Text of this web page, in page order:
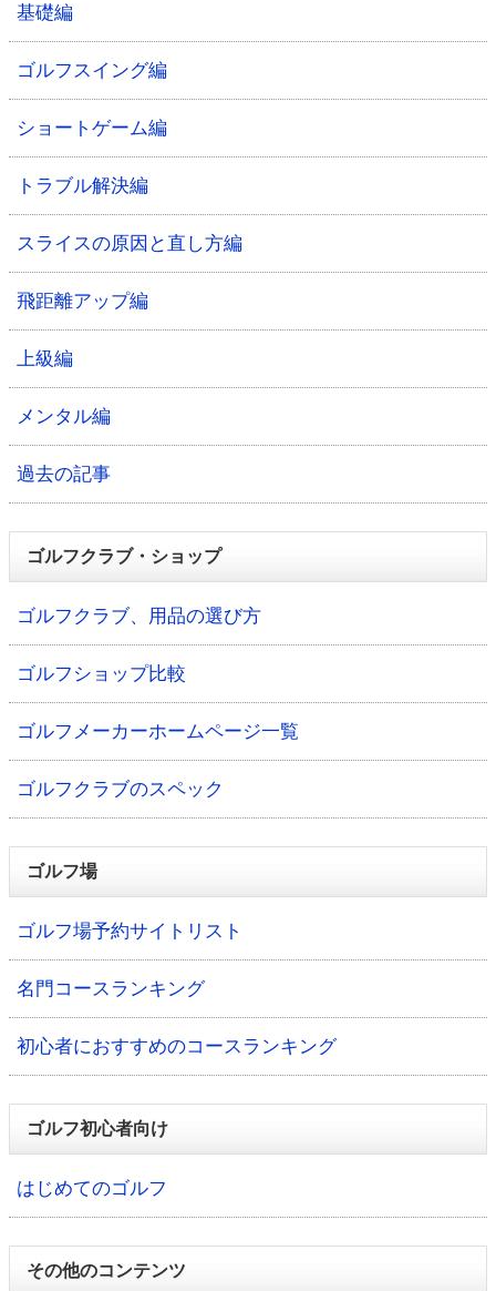
基礎編
ゴルフスイング編
ショートゲーム編
トラブル解決編
スライスの原因と直し方編
飛距離アップ編
上級編
メンタル編
過去の記事
ゴルフクラブ・ショップ
ゴルフクラブ、用品の選び方
ゴルフショップ比較
ゴルフメーカーホームページ一覧
ゴルフクラブのスペック
ゴルフ場
ゴルフ場予約サイトリスト
名門コースランキング
初心者におすすめのコースランキング
ゴルフ初心者向け
はじめてのゴルフ
その他のコンテンツ